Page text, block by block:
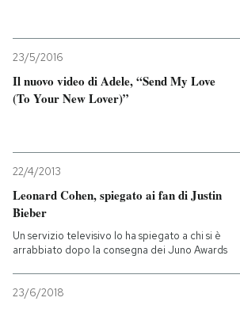
23/5/2016
Il nuovo video di Adele, “Send My Love
(To Your New Lover)”
22/4/2013
Leonard Cohen, spiegato ai fan di Justin
Bieber
Un servizio televisivo lo ha spiegato a chi si è
arrabbiato dopo la consegna dei Juno Awards
23/6/2018